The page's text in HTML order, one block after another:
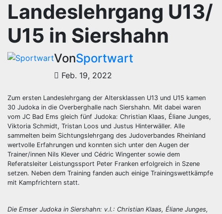
Landeslehrgang U13/
U15 in Siershahn
VonSportwart
Feb. 19, 2022
Zum ersten Landeslehrgang der Altersklassen U13 und U15 kamen
30 Judoka in die Overberghalle nach Siershahn. Mit dabei waren
vom JC Bad Ems gleich fünf Judoka: Christian Klaas, Éliane Junges,
Viktoria Schmidt, Tristan Loos und Justus Hinterwäller. Alle
sammelten beim Sichtungslehrgang des Judoverbandes Rheinland
wertvolle Erfahrungen und konnten sich unter den Augen der
Trainer/innen Nils Klever und Cédric Wingenter sowie dem
Referatsleiter Leistungssport Peter Franken erfolgreich in Szene
setzen. Neben dem Training fanden auch einige Trainingswettkämpfe
mit Kampfrichtern statt.
Die Emser Judoka in Siershahn: v.l.: Christian Klaas, Éliane Junges,